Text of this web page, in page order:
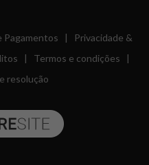
Pagamentos |
Privacidade &
| Termos e condições |
resolução